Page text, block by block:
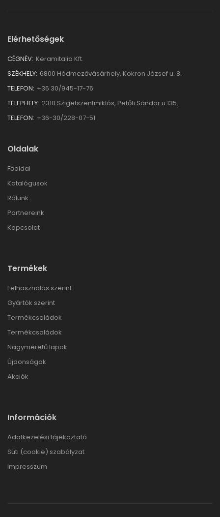
Elérhetőségek
CÉGNÉV: Keramitalia Kft.
SZÉKHELY: 6800 Hódmezővásárhely, Kokron József u. 8.
TELEFON: +36 30/945-17-76
TELEPHELY: 2310 Szigetszentmiklós, Petőfi Sándor u.135.
TELEFON: +36-30/228-07-51
Oldalak
Főoldal
Katalógusok
Rólunk
Partnereink
Kapcsolat
Termékek
Felhasználás szerint
Gyártók szerint
Termékcsaládok
Termékcsaládok
Nagyméretű lapok
Újdonságok
Akciók
Információk
Adatkezelési tájékoztató
Süti (cookie) szabályzat
Impresszum